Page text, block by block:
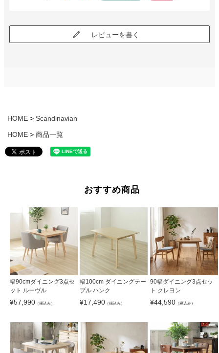
初めの注文から終わりの設置まで全く不満を感じる対応がなく、商
品も良かったため、今後も家具探しの際は拝見したいと思っていま
レビューを書く
HOME Scandinavian
HOME 商品一覧
おすすめ商品
幅90cmダイニング3点セ
ット ルーヴル
¥57,990 （税込み）
幅100cm ダイニングテー
ブル ハンク
¥17,490 （税込み）
90幅ダイニング3点セッ
ト クレヨン
¥44,590（税込み）